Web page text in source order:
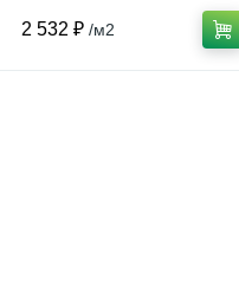
2 532 ₽ /м2